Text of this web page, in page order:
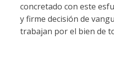
concretado con este
y firme decisión de
trabajan por el bien de